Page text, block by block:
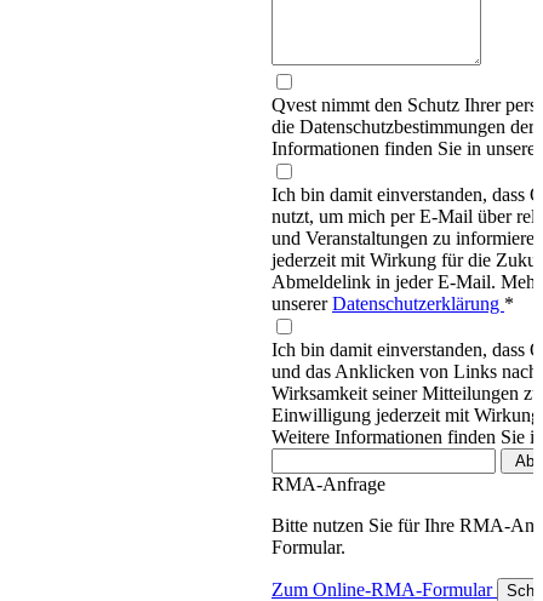
Qvest nimmt den Schutz Ihrer
die Datenschutzbestimmungen
Informationen finden Sie in
Ich bin damit einverstanden, dass
nutzt, um mich per E-Mail über
und Veranstaltungen zu
jederzeit mit Wirkung für die
Abmeldelink in jeder E-Mail.
unsererDatenschutzerklärung *
Ich bin damit einverstanden, dass
und das Anklicken von Links
Wirksamkeit seiner Mitteilungen
Einwilligung jederzeit mit
Weitere Informationen finden Sie
RMA-Anfrage
Bitte nutzen Sie für Ihre RMA-
Formular.
Zum Online-RMA-Formular